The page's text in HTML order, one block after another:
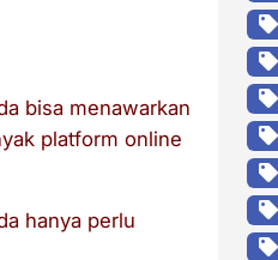
bisa menawarkan
platform online
hanya perlu